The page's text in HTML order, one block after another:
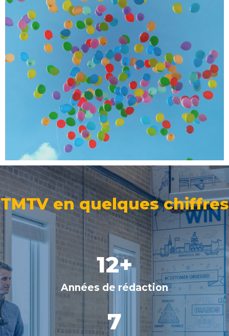
Divers
TMTV en quelques chiffres
Années de rédaction
12+
7